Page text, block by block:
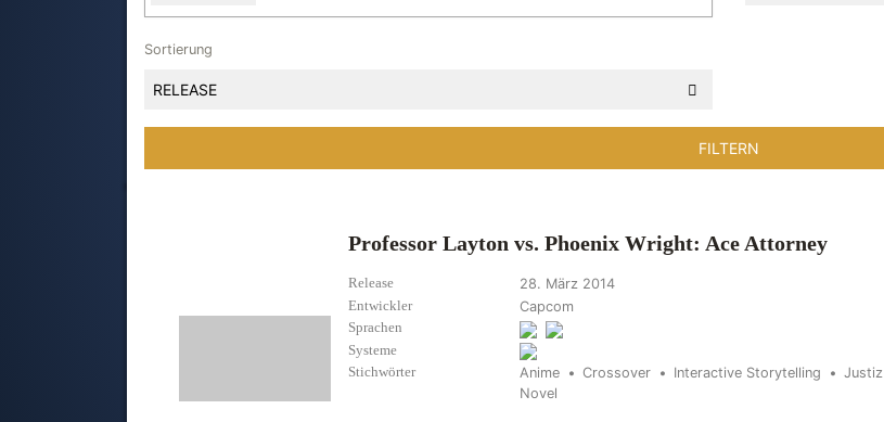
Sortierung
RELEASE
Professor Layton vs. Phoenix Wright: Ace Attorney
Release 28. März 2014
Entwickler Capcom
Sprachen
Systeme
Stichwörter
Anime Crossover Interactive Storytelling Justiz
Novel